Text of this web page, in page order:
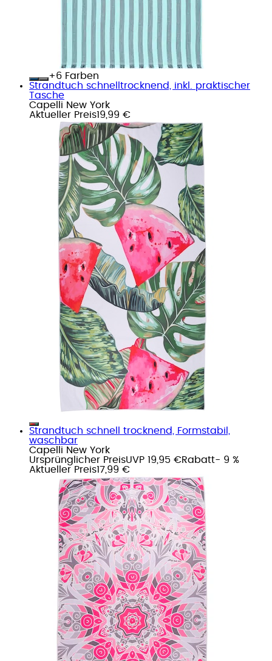
+
Farben
Strandtuch schnelltrocknend, inkl. praktischer
Tasche
Capelli New York
Aktueller Preis19,99 €
Strandtuch schnell trocknend, Formstabil,
waschbar
Capelli New York
Ursprünglicher PreisUVP 19,95 €Rabatt- 9 %
Aktueller Preis17,99 €